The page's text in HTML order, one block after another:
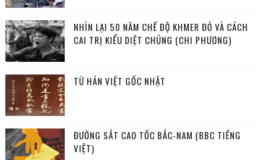
NHÌN LẠI 50 NĂM CHẾ ĐỘ KHMER ĐỎ VÀ CÁCH
CAI TRỊ KIỂU DIỆT CHỦNG (CHI PHƯƠNG)
TỪ HÁN VIỆT GỐC NHẬT
ĐƯỜNG SẮT CAO TỐC BẮC-NAM (BBC TIẾNG
VIỆT)